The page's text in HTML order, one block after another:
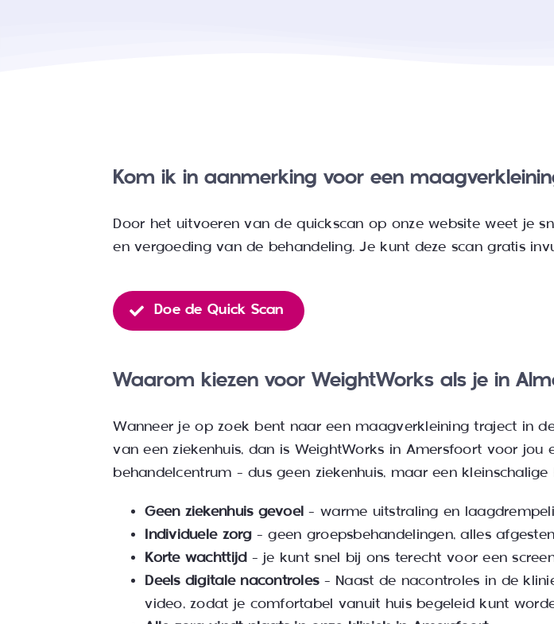
Kom ik in aanmerking voor een
Door het uitvoeren van de quickscan op onze website weet je
en vergoeding van de behandeling. Je kunt deze scan gratis
Doe de Quick Scan
Waarom kiezen voor WeightWorks als je in
Wanneer je op zoek bent naar een maagverkleining traject in
van een ziekenhuis, dan is WeightWorks in Amersfoort voor
behandelcentrum – dus geen ziekenhuis, maar een
Geen ziekenhuis gevoel – warme uitstraling en
Individuele zorg– geen groepsbehandelingen, alles
Korte wachttijd– je kunt snel bij ons terecht voor een
Deels digitale nacontroles– Naast de nacontroles in de
video, zodat je comfortabel vanuit huis begeleid kunt